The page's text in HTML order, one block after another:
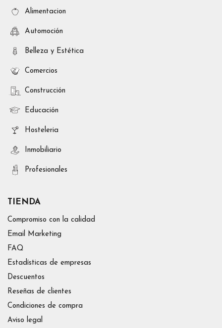
Alimentacion
Automoción
Belleza y Estética
Comercios
Construcción
Educación
Hosteleria
Inmobiliario
Profesionales
TIENDA
Compromiso con la calidad
Email Marketing
FAQ
Estadísticas de empresas
Descuentos
Reseñas de clientes
Condiciones de compra
Aviso legal